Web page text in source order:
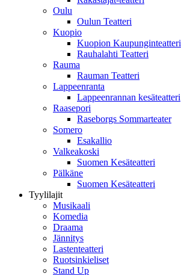
Oulu
Oulun Teatteri
Kuopio
Kuopion Kaupunginteatteri
Rauhalahti Teatteri
Rauma
Rauman Teatteri
Lappeenranta
Lappeenrannan kesäteatteri
Raasepori
Raseborgs Sommarteater
Somero
Esakallio
Valkeakoski
Suomen Kesäteatteri
Pälkäne
Suomen Kesäteatteri
Tyylilajit
Musikaali
Komedia
Draama
Jännitys
Lastenteatteri
Ruotsinkieliset
Stand Up